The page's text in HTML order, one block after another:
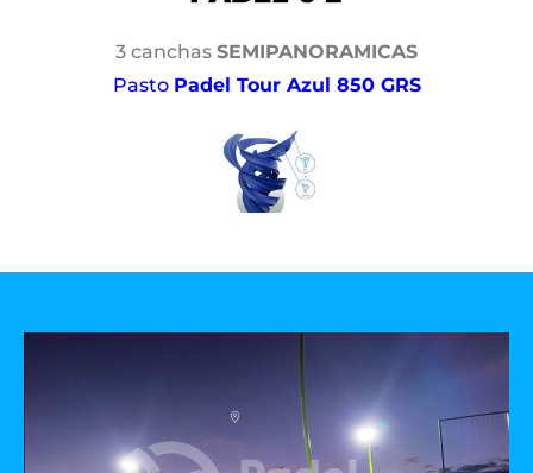
3 canchas SEMIPANORAMICAS
Pasto Padel Tour Azul 850 GRS